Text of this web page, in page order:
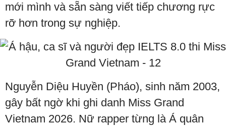
mới mình và sẵn sàng viết tiếp chương rực
rỡ hơn trong sự nghiệp.
Nguyễn Diệu Huyền (Pháo), sinh năm 2003,
gây bất ngờ khi ghi danh Miss Grand
Vietnam 2026. Nữ rapper từng là Á quân